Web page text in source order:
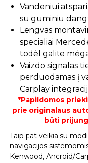
Vandeniui
su guminiu
Lengvas
specialiai
todėl galite
Vaizdo signalas
perduodamas į
Carplay
*Papildomos
prie originalaus
būti
Taip pat veikia su
navigacijos
Kenwood, Android/